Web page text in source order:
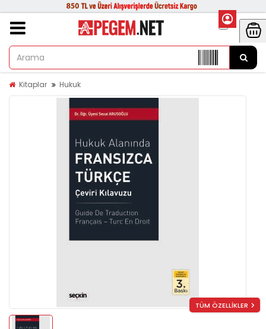
Kitaplar Hukuk
TÜM ÖZELLİKLER